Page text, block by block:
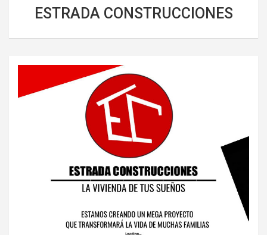
ESTRADA CONSTRUCCIONES